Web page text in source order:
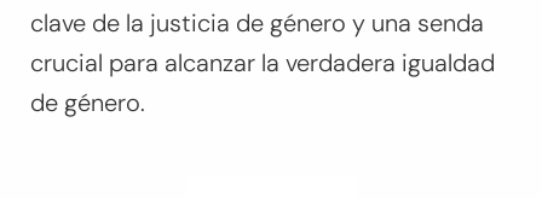
clave de la justicia de género y una senda
crucial para alcanzar la verdadera igualdad
de género.